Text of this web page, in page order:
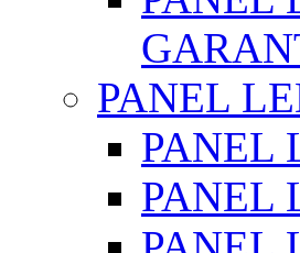
PANEL
PANEL
PANEL